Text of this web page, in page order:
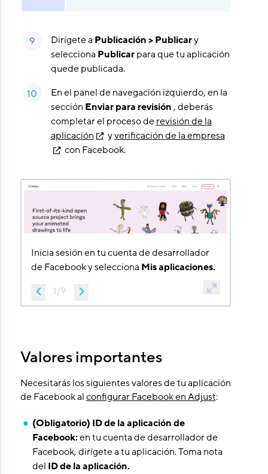
Dirígete a Publicación > Publicary
selecciona Publicarpara que tu aplicación
quede publicada.
En el panel de navegación izquierdo, en la
sección Enviar para revisión, deberás
completar el proceso derevisión de la
aplicación
yverificación de la empresa
con Facebook.
Inicia sesión en tu cuenta de desarrollador
de Facebook y selecciona Mis aplicaciones.
1/9
Valores importantes
Necesitarás los siguientes valores de tu aplicación
de Facebook alconfigurar Facebook en Adjust:
(Obligatorio) ID de la aplicación de
Facebook:en tu cuenta de desarrollador de
Facebook, dirígete a tu aplicación. Toma nota
del ID de la aplicación.